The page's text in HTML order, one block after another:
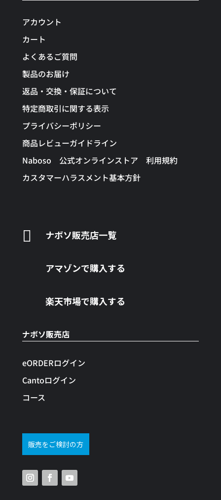
アカウント
カート
よくあるご質問
製品のお届け
返品・交換・保証について
特定商取引に関する表示
プライバシーポリシー
商品レビューガイドライン
Naboso 公式オンラインストア 利用規約
カスタマーハラスメント基本方針
 ナボソ販売店一覧
アマゾンで購入する
楽天市場で購入する
ナボソ販売店
eORDERログイン
Cantoログイン
コース
販売をご検討の方